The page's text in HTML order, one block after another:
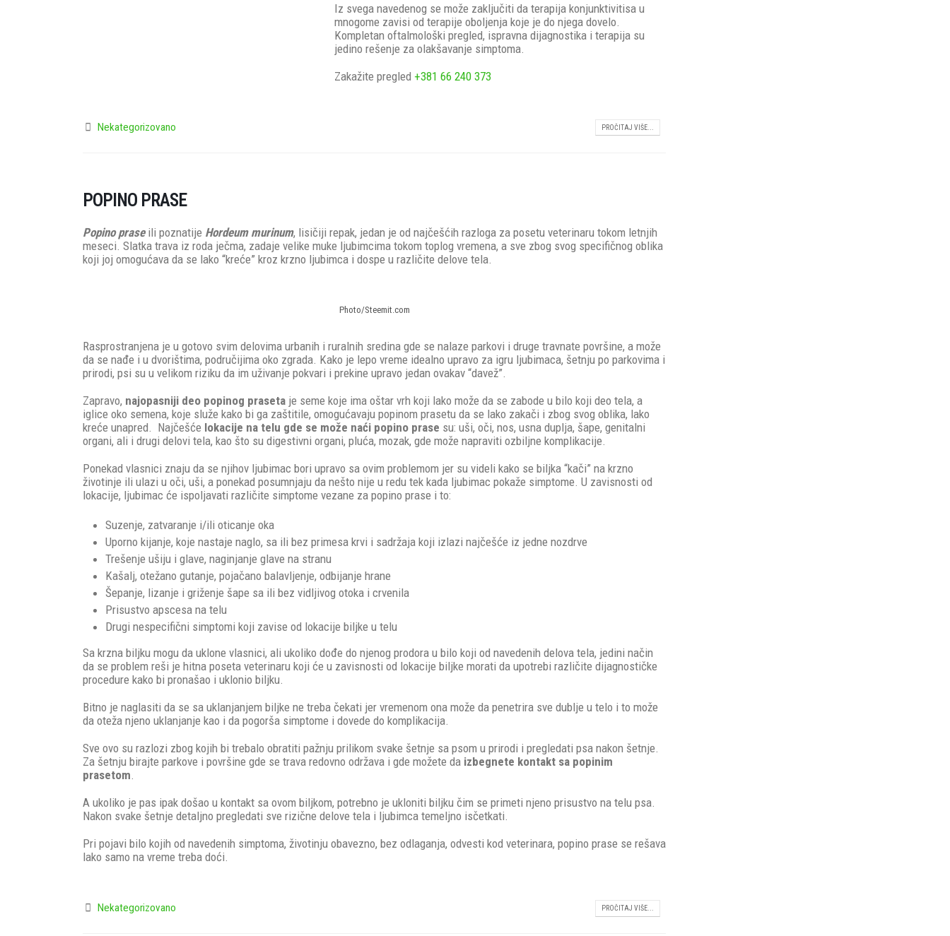
Iz svega navedenog se može zaključiti da terapija konjunktivitisa u
mnogome zavisi od terapije oboljenja koje je do njega dovelo.
Kompletan oftalmološki pregled, ispravna dijagnostika i terapija su
jedino rešenje za olakšavanje simptoma.
Zakažite pregled +381 66 240 373
Nekategorizovano PROČITAJ VIŠE...
POPINO PRASE
Popino prase ili poznatije Hordeum murinum, lisičiji repak, jedan je od najčešćih razloga za posetu veterinaru tokom letnjih
meseci. Slatka trava iz roda ječma, zadaje velike muke ljubimcima tokom toplog vremena, a sve zbog svog specifičnog oblika
koji joj omogućava da se lako “kreće” kroz krzno ljubimca i dospe u različite delove tela.
Photo/Steemit.com
Rasprostranjena je u gotovo svim delovima urbanih i ruralnih sredina gde se nalaze parkovi i druge travnate površine, a može
da se nađe i u dvorištima, područijima oko zgrada. Kako je lepo vreme idealno upravo za igru ljubimaca, šetnju po parkovima i
prirodi, psi su u velikom riziku da im uživanje pokvari i prekine upravo jedan ovakav “davež”.
Zapravo, najopasniji deo popinog praseta je seme koje ima oštar vrh koji lako može da se zabode u bilo koji deo tela, a
iglice oko semena, koje služe kako bi ga zaštitile, omogućavaju popinom prasetu da se lako zakači i zbog svog oblika, lako
kreće unapred. Najčešće lokacije na telu gde se može naći popino prase su: uši, oči, nos, usna duplja, šape, genitalni
organi, ali i drugi delovi tela, kao što su digestivni organi, pluća, mozak, gde može napraviti ozbiljne komplikacije.
Ponekad vlasnici znaju da se njihov ljubimac bori upravo sa ovim problemom jer su videli kako se biljka “kači” na krzno
životinje ili ulazi u oči, uši, a ponekad posumnjaju da nešto nije u redu tek kada ljubimac pokaže simptome. U zavisnosti od
lokacije, ljubimac će ispoljavati različite simptome vezane za popino prase i to:
Suzenje, zatvaranje i/ili oticanje oka
Uporno kijanje, koje nastaje naglo, sa ili bez primesa krvi i sadržaja koji izlazi najčešće iz jedne nozdrve
Trešenje ušiju i glave, naginjanje glave na stranu
Kašalj, otežano gutanje, pojačano balavljenje, odbijanje hrane
Šepanje, lizanje i griženje šape sa ili bez vidljivog otoka i crvenila
Prisustvo apscesa na telu
Drugi nespecifični simptomi koji zavise od lokacije biljke u telu
Sa krzna biljku mogu da uklone vlasnici, ali ukoliko dođe do njenog prodora u bilo koji od navedenih delova tela, jedini način
da se problem reši je hitna poseta veterinaru koji će u zavisnosti od lokacije biljke morati da upotrebi različite dijagnostičke
procedure kako bi pronašao i uklonio biljku.
Bitno je naglasiti da se sa uklanjanjem biljke ne treba čekati jer vremenom ona može da penetrira sve dublje u telo i to može
da oteža njeno uklanjanje kao i da pogorša simptome i dovede do komplikacija.
Sve ovo su razlozi zbog kojih bi trebalo obratiti pažnju prilikom svake šetnje sa psom u prirodi i pregledati psa nakon šetnje.
Za šetnju birajte parkove i površine gde se trava redovno održava i gde možete da izbegnete kontakt sa popinim
prasetom.
A ukoliko je pas ipak došao u kontakt sa ovom biljkom, potrebno je ukloniti biljku čim se primeti njeno prisustvo na telu psa.
Nakon svake šetnje detaljno pregledati sve rizične delove tela i ljubimca temeljno isčetkati.
Pri pojavi bilo kojih od navedenih simptoma, životinju obavezno, bez odlaganja, odvesti kod veterinara, popino prase se rešava
lako samo na vreme treba doći.
Nekategorizovano PROČITAJ VIŠE...